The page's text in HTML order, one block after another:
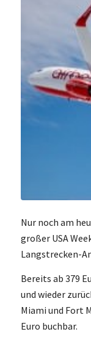
Nur noch am
großer USA
Langstrecken-
Bereits ab 379
und wieder
Miami und Fort
Euro buchbar.